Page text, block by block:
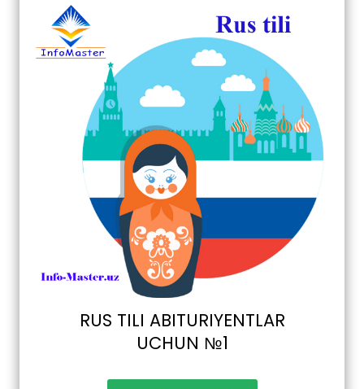
RUS TILI ABITURIYENTLAR
UCHUN №1